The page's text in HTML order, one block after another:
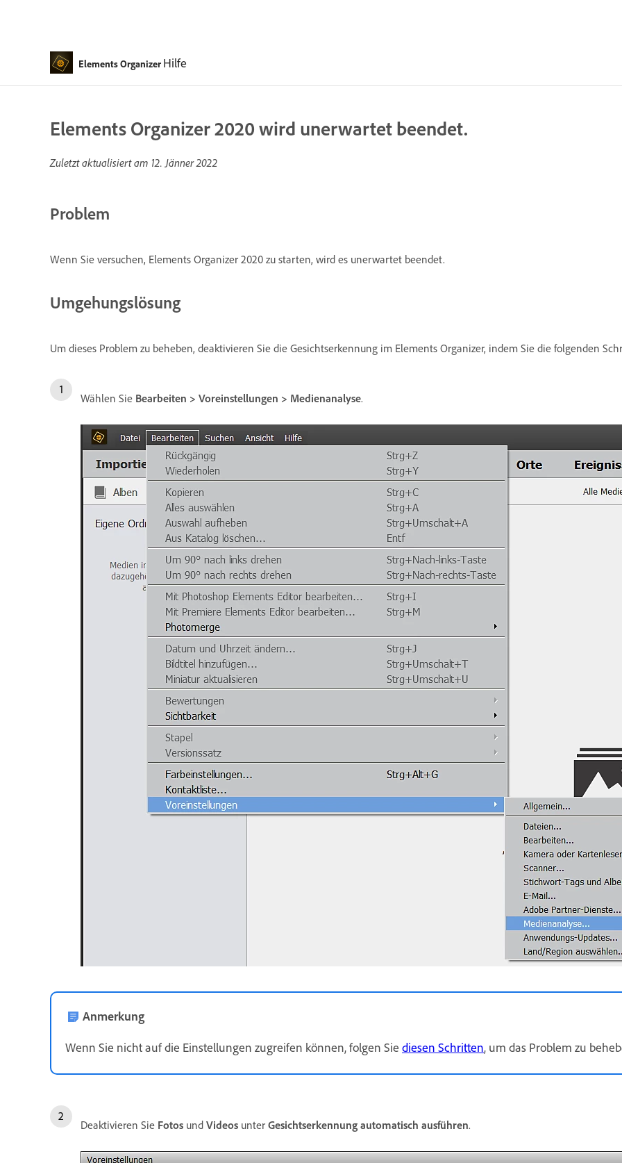
Elements Organizer Hilfe
Elements Organizer 2020 wird unerwartet beendet.
Zuletzt aktualisiert am 12. Jänner 2022
Problem
Wenn Sie versuchen, Elements Organizer 2020 zu starten, wird es unerwartet beendet.
Umgehungslösung
Um dieses Problem zu beheben, deaktivieren Sie die Gesichtserkennung im Elements Organizer, indem Sie die folgenden
Wählen Sie Bearbeiten > Voreinstellungen > Medienanalyse.
Anmerkung
Wenn Sie nicht auf die Einstellungen zugreifen können, folgen Sie diesen Schritten, um das Problem zu
Deaktivieren Sie Fotos und Videos unter Gesichtserkennung automatisch ausführen.